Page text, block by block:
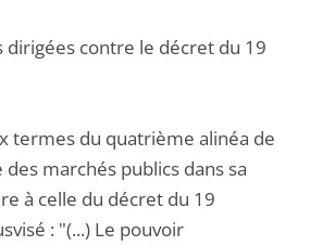
dirigées contre le décret du 19
termes du quatrième alinéa de
marchés publics dans sa
à celle du décret du 19
: "(...) Le pouvoir